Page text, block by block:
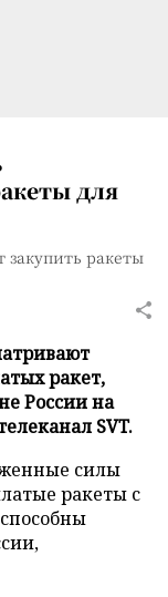
для
ракеты
ракет,
России на
SVT.
силы
ракеты с